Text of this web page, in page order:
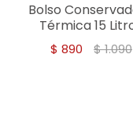
Bolso
Térmica 15
$ 890 $1.090